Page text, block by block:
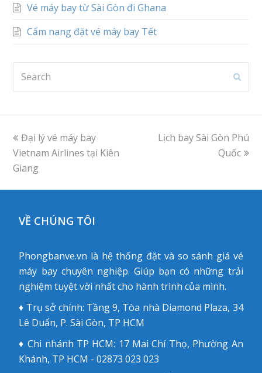
Vé máy bay từ Sài Gòn đi Ghana
Cẩm nang đặt vé máy bay Tết
previous
post:
Đại lý vé máy bay
Vietnam Airlines tại Kiên
Giang
next
Lịch bay Sài Gòn Phú
Quốc
VỀ CHÚNG TÔI
Phongbanve.vn là hệ thống đặt và so sánh giá vé
máy bay chuyên nghiệp. Giúp bạn có những trải
nghiệm tuyệt vời nhất cho hành trình của mình.
♦ Trụ sở chính: Tầng 9, Tòa nhà Diamond Plaza, 34
Lê Duẩn, P. Sài Gòn, TP HCM
♦ Chi nhánh TP HCM: 17 Mai Chí Thọ, Phường An
Khánh, TP HCM - 02873 023 023